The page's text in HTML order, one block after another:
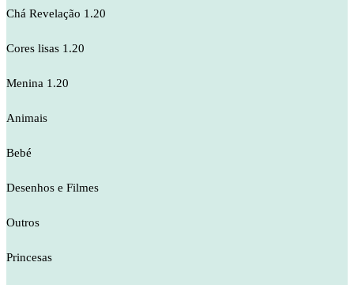
Chá Revelação 1.20
Cores lisas 1.20
Menina 1.20
Animais
Bebé
Desenhos e Filmes
Outros
Princesas